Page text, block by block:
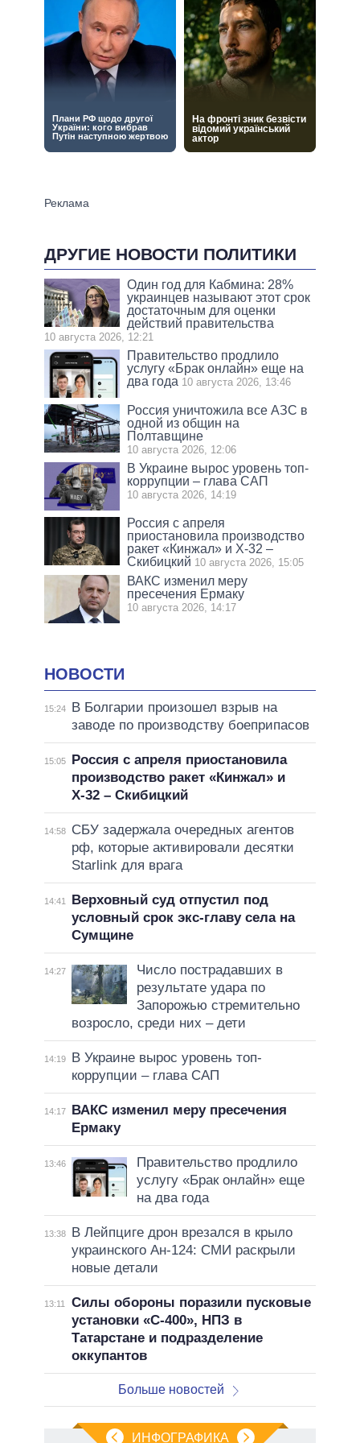
ДРУГИЕ НОВОСТИ ПОЛИТИКИ
Один год для Кабмина: 28%
украинцев называют этот срок
достаточным для оценки
действий правительства
10 августа 2026, 12:21
Правительство продлило
услугу «Брак онлайн» еще на
два года 10 августа 2026, 13:46
Россия уничтожила все АЗС в
одной из общин на
Полтавщине
10 августа 2026, 12:06
В Украине вырос уровень топ-
коррупции – глава САП
10 августа 2026, 14:19
Россия с апреля
приостановила производство
ракет «Кинжал» и Х-32 –
Скибицкий 10 августа 2026, 15:05
ВАКС изменил меру
пресечения Ермаку
10 августа 2026, 14:17
НОВОСТИ
15:24
В Болгарии произошел взрыв на
заводе по производству боеприпасов
15:05
Россия с апреля приостановила
производство ракет «Кинжал» и
Х-32 – Скибицкий
14:58
СБУ задержала очередных агентов
рф, которые активировали десятки
Starlink для врага
14:41
Верховный суд отпустил под
условный срок экс-главу села на
Сумщине
14:27
Число пострадавших в
результате удара по
Запорожью стремительно
возросло, среди них – дети
14:19
В Украине вырос уровень топ-
коррупции – глава САП
14:17
ВАКС изменил меру пресечения
Ермаку
13:46
Правительство продлило
услугу «Брак онлайн» еще
на два года
13:38
В Лейпциге дрон врезался в крыло
украинского Ан-124: СМИ раскрыли
новые детали
13:11
Силы обороны поразили пусковые
установки «С-400», НПЗ в
Татарстане и подразделение
оккупантов
Больше новостей
ИНФОГРАФИКА